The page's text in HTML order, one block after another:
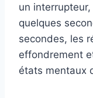
un
quelques
secondes, les
effondrement
états mentaux